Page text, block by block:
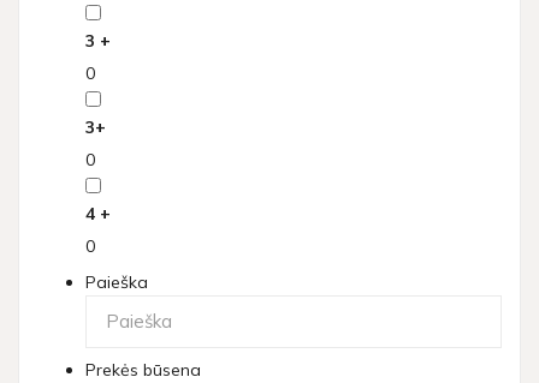
3 +
0
3+
0
4 +
0
Paieška
Prekės būsena